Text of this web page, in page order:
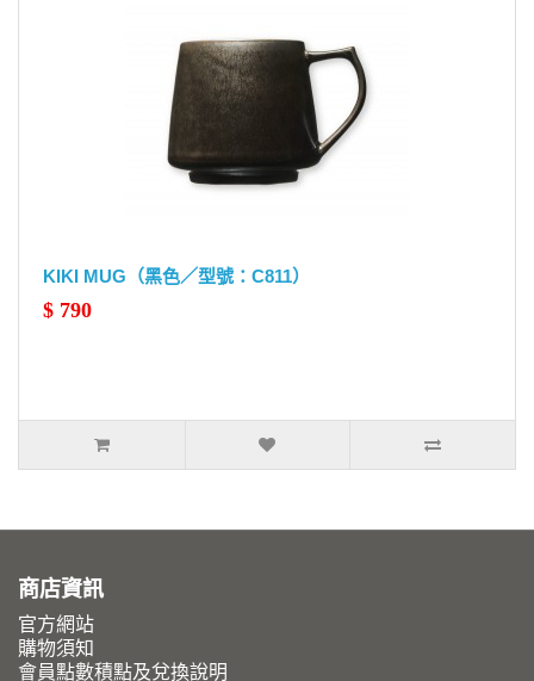
KIKI MUG（黑色／型號：C811）
$ 790
商店資訊
官方網站
購物須知
會員點數積點及兌換說明